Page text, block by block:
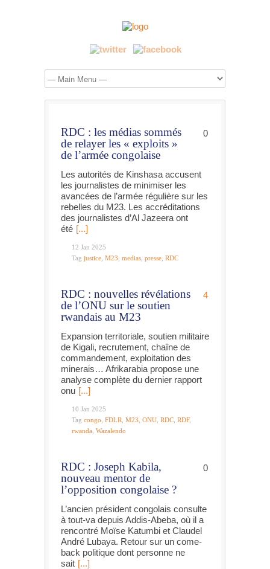
RDC : les médias sommés
de relayer les « exploits »
de l’armée congolaise
0
Les autorités de Kinshasa accusent
les journalistes de minimiser les
avancées de l’armée régulière sur les
rebelles du M23. Les accréditations
des journalistes d’Al Jazeera ont
été [...]
12 Jan 2025
Tag justice M23 medias presse RDC
RDC : nouvelles révélations
de l’ONU sur le soutien
rwandais au M23
4
Expansion territoriale, soutien militaire
de Kigali, recrutement, chaîne de
commandement, exploitation des
minerais… Afrikarabia propose une
analyse complète du dernier rapport
onu [...]
10 Jan 2025
Tag congo FDLR M23 ONU RDC RDF,
rwanda Wazalendo
RDC : Joseph Kabila,
nouveau mentor de
l’opposition congolaise ?
0
L’ancien président congolais consulte
à tout-va depuis Addis-Abeba, où il a
rencontré Moïse Katumbi et Claudel
André Lubaya. Retour sur un come-
back politique dont personne ne
sait [...]